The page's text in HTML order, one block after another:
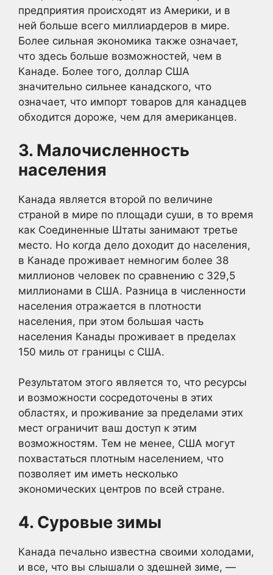
предприятия происходят из Америки, и в
ней больше всего миллиардеров в мире.
Более сильная экономика также означает,
что здесь больше возможностей, чем в
Канаде. Более того, доллар США
значительно сильнее канадского, что
означает, что импорт товаров для канадцев
обходится дороже, чем для американцев.
3. Малочисленность
населения
Канада является второй по величине
страной в мире по площади суши, в то время
как Соединенные Штаты занимают третье
место. Но когда дело доходит до населения,
в Канаде проживает немногим более 38
миллионов человек по сравнению с 329,5
миллионами в США. Разница в численности
населения отражается в плотности
населения, при этом большая часть
населения Канады проживает в пределах
150 миль от границы с США.
Результатом этого является то, что ресурсы
и возможности сосредоточены в этих
областях, и проживание за пределами этих
мест ограничит ваш доступ к этим
возможностям. Тем не менее, США могут
похвастаться плотным населением, что
позволяет им иметь несколько
экономических центров по всей стране.
4. Суровые зимы
Канада печально известна своими холодами,
и все, что вы слышали о здешней зиме, —